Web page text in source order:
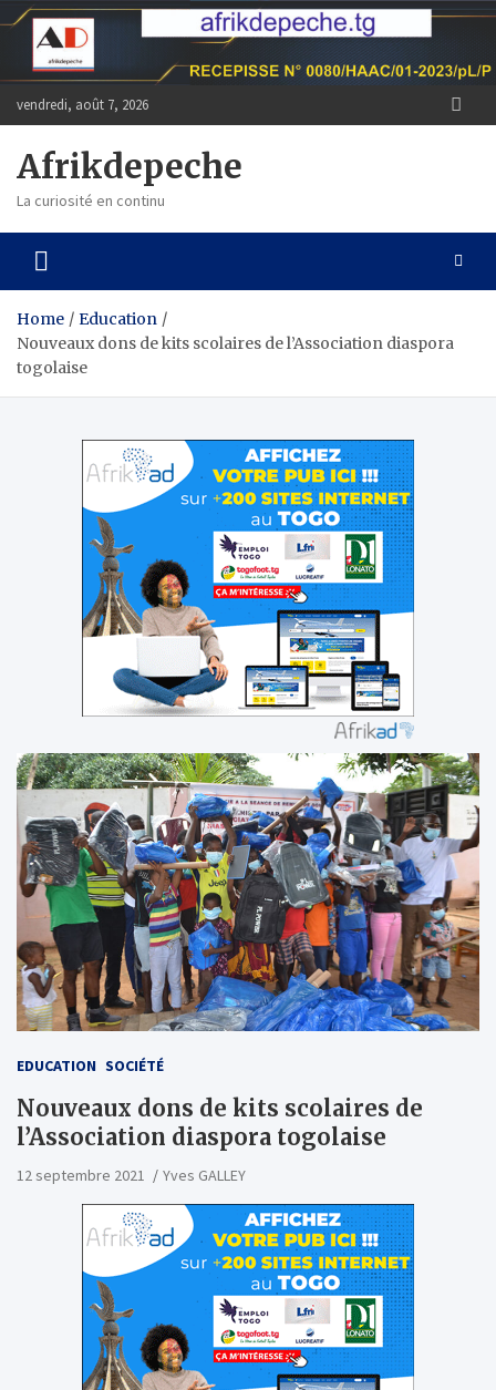
Skip
content
vendredi, août 7, 2026
Afrikdepeche
La curiosité en continu
Home
Education
Nouveaux dons de kits scolaires de l’Association diaspora
togolaise
EDUCATION SOCIÉTÉ
Nouveaux dons de kits scolaires de
l’Association diaspora togolaise
12 septembre 2021 Yves GALLEY